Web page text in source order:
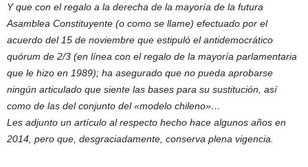
Y que con el regalo a la derecha de la mayoría de la futura
Asamblea Constituyente (o como se llame) efectuado por el
acuerdo del 15 de noviembre que estipuló el antidemocrático
quórum de 2/3 (en línea con el regalo de la mayoría parlamentaria
que le hizo en 1989); ha asegurado que no pueda aprobarse
ningún articulado que siente las bases para su sustitución, así
como de las del conjunto del «modelo chileno»…
Les adjunto un artículo al respecto hecho hace algunos años en
2014, pero que, desgraciadamente, conserva plena vigencia.